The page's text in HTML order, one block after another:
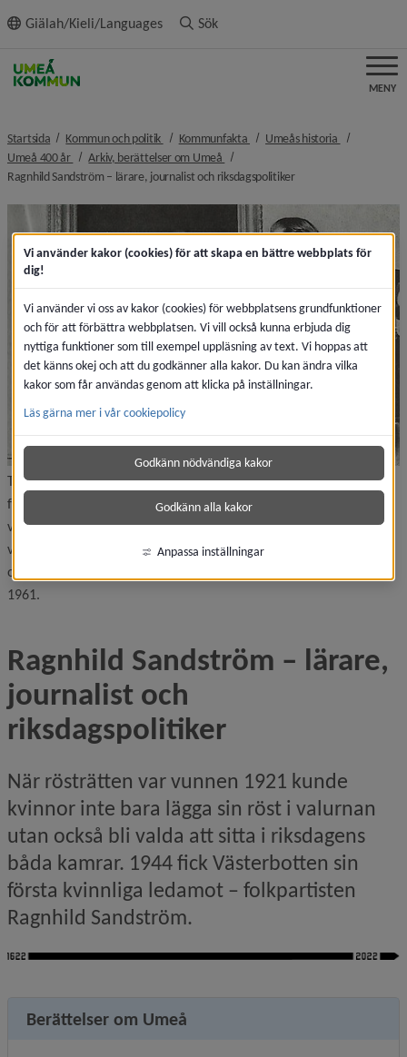
innehållet
Giälah/Kieli/Languages Sök
MENY
Startsida Kommun och politik nivå i brödsmulenavigeringen
Kommunfakta nivå i brödsmulenavigeringen
Umeås historia
nivå i
Umeå 400 år nivå i brödsmulenavigeringen
Arkiv, berättelser om Umeå nivå i brödsmulenavigeringen
Ragnhild Sandström – lärare, journalist och riksdagspolitikernivå i
Tidningsklipp. Under bilden står ”Ragnhild Sandström var en
färgstark personlighet under sin riksdagstid. Man ser här att hon
vet att sätta sig i respekt hos såväl riksdagsman Manne Ståhl till
vänster som den blivande partiordföranden Sven Wedén.” Foto i
okänd dagstidning under Ragnhild Sandströms riksdagstid 1944–
1961.
Ragnhild Sandström – lärare,
journalist och
riksdagspolitiker
När rösträtten var vunnen 1921 kunde
kvinnor inte bara lägga sin röst i valurnan
utan också bli valda att sitta i riksdagens
båda kamrar. 1944 fick Västerbotten sin
första kvinnliga ledamot – folkpartisten
Ragnhild Sandström.
Berättelser om Umeå
Vi använder kakor (cookies) för att skapa en bättre webbplats för
dig!
Vi använder vi oss av kakor (cookies) för webbplatsens grundfunktioner
och för att förbättra webbplatsen. Vi vill också kunna erbjuda dig
nyttiga funktioner som till exempel uppläsning av text. Vi hoppas att
det känns okej och att du godkänner alla kakor. Du kan ändra vilka
kakor som får användas genom att klicka på inställningar.
Läs gärna mer i vår cookiepolicy
Godkänn nödvändiga kakor
Godkänn alla kakor
Anpassa inställningar